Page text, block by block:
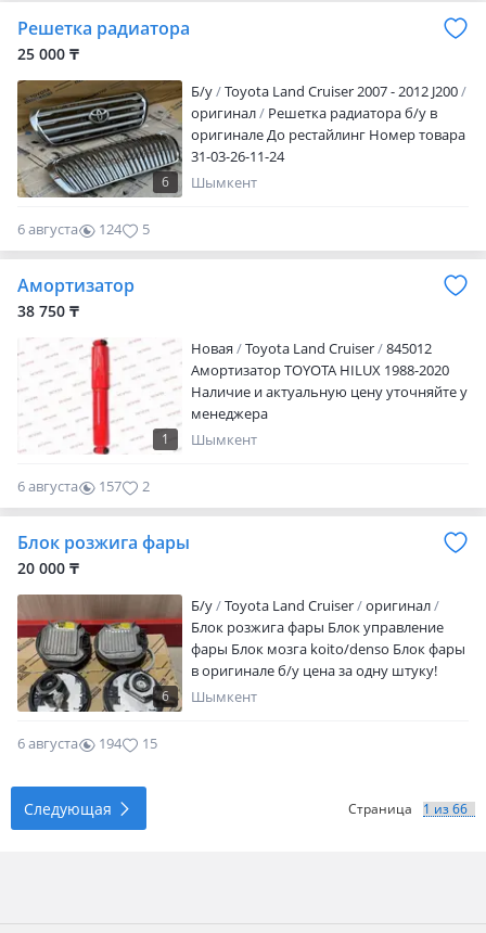
ул. Килыбай Медеубекова 21 (2Гис),
Ракета 21 (Яндекс навигатор)
Авторазбор ""Aspara Motors Абая"""
Решетка радиатора
25 000 ₸
6
Б/y
Toyota Land Cruiser 2007 - 2012 J200
оригинал
Решетка радиатора б/у в
оригинале До рестайлинг Номер товара
31-03-26-11-24
Шымкент
6 августа 124 5
Амортизатор
38 750 ₸
1
Новая Toyota Land Cruiser
845012
Амортизатор TOYOTA HILUX 1988-2020
Наличие и актуальную цену уточняйте у
менеджера
Шымкент
6 августа 157 2
Блок розжига фары
20 000 ₸
6
Б/y Toyota Land Cruiser
оригинал
Блок розжига фары Блок управление
фары Блок мозга koito/denso Блок фары
в оригинале б/у цена за одну штуку!
Шымкент
6 августа 194 15
Следующая Страница